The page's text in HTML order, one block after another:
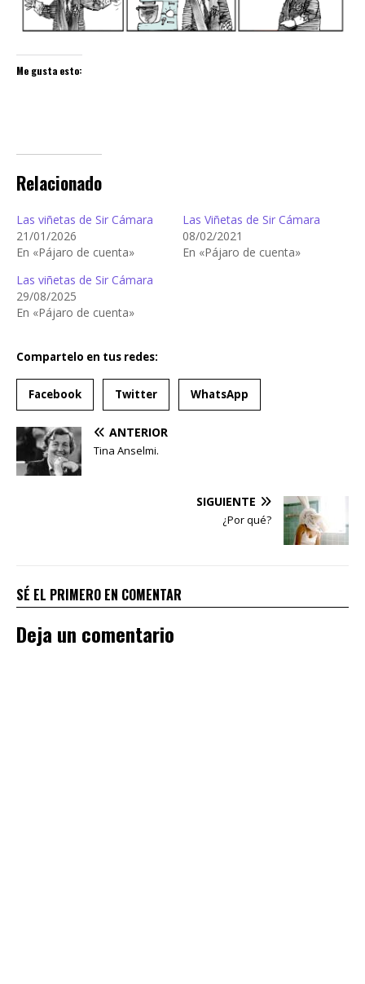
Me gusta esto:
Relacionado
Las viñetas de Sir Cámara
21/01/2026
En «Pájaro de cuenta»
Las Viñetas de Sir Cámara
08/02/2021
En «Pájaro de cuenta»
Las viñetas de Sir Cámara
29/08/2025
En «Pájaro de cuenta»
Compartelo en tus redes:
Facebook Twitter WhatsApp
ANTERIOR
Tina Anselmi.
SIGUIENTE
¿Por qué?
SÉ EL PRIMERO EN COMENTAR
Deja un comentario